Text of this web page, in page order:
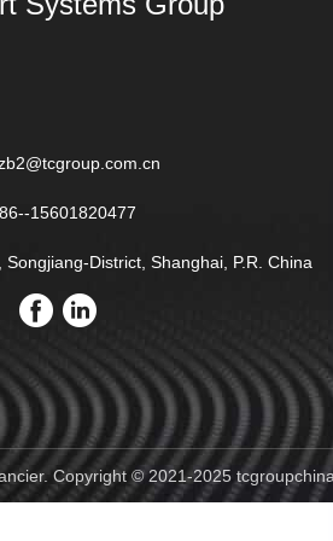
86--15601820477
District, Shanghai, P.R. China
Copyright © 2021-2025